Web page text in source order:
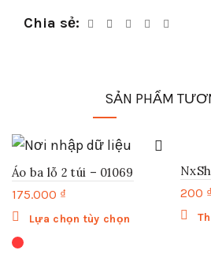
Chia sẻ
SẢN PHẨM
Áo ba lỗ 2 túi – 01069
175.000 ₫
Lựa chọn tùy chọn
200 ₫